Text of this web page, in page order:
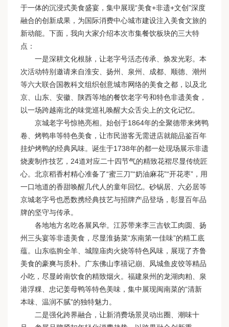
于一体的沉浸式美食盛宴，集中展现“美食+非遗+文创”深度
融合的创新成果，为国际消费中心城市建设注入美食文旅的
新动能。下面，我向大家介绍本次市集餐饮板块的三大特
点：
一是深耕文化根脉，让老字号活态传承、焕发光彩。本
次活动特别邀请来自淮安、扬州、泉州、成都、顺德、潮州
等六大联合国教科文组织创意城市网络的美食之都，以及北
京、山东、安徽、陕西等地的餐饮老字号和特色非遗美食，
以一场跨越南北的味觉巡礼唤醒大众舌尖上的文化记忆。
京城老字号惊艳亮相。始创于1864年的全聚德带来烤鸭
卷、烤鸭串等特色美食，让市民游客无需进店就能品鉴百年
挂炉烤鸭的经典风味。诞生于1738年的都一处现场展示非遗
烧麦制作技艺，24道对应二十四节气的精致花褶尽显传统匠
心。北京稻香村精心准备了“蜜三刀”“奶油麻花”“开花枣”，用
一口地道的香甜唤醒几代人的童年回忆。砂锅居、六必居等
京城老字号也悉数携经典技艺与招牌产品登场，彰显百年品
牌的坚守与传承。
各地地方名吃各展风华。江苏带来李三吉钦工肉圆、扬
州三头宴等非遗美食，尽显淮扬菜“东南第一佳味”的精工底
蕴。山东临朐全羊、城隍庙肉火烧等特色风味，展现了齐鲁
美食的豪爽与质朴。广东佛山李禧记崩、凤城鱼皮饺等精品
小吃，尽显岭南饮食的精致烟火。福建泉州的龙湖肉粕、泉
港浮粿、忠记姜母鸭等特色美味，集中展现闽南菜的“清新
本味、温润不腻”的独特魅力。
二是强化跨界融合，让新消费场景灵动出圈、潮味十